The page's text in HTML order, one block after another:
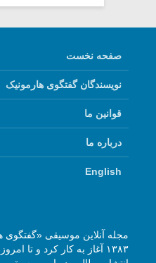
صفحه نخست
نویسندگان گفتگوی هارمونیک
قوانین ما
درباره ما
English
۱۳۸۳ آغاز به کار کرد و تا